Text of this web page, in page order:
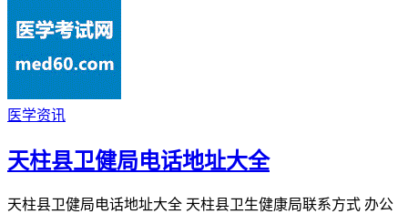
医学资讯
天柱县卫健局电话地址大全
天柱县卫健局电话地址大全 天柱县卫生健康局联系方式 办公